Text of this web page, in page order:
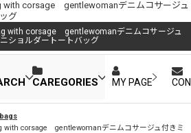
with corsage gentlewomanデニムコサージュ
グ
with corsage gentlewomanデニムコサージュ
ショルダートートバッグ
CAREGORIES MY PAGE
corsage gentlewomanデニムコサージュ付きミ